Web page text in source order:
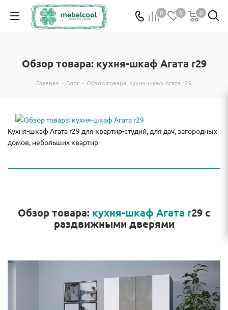
0 0 0
Обзор товара: кухня-шкаф Агата r29
Главная - Блог - Обзор товара: кухня-шкаф Агата r29
Кухня-шкаф Агата r29 для квартир-студий, для дач, загородных
домов, небольших квартир
Обзор товара: кухня-шкаф Агата r29 с
раздвижными дверями